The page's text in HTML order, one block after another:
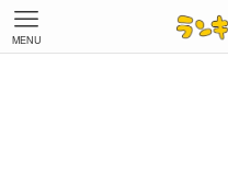
MENU